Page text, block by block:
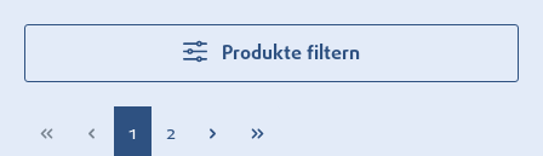
Produkte filtern
Seite
1 Seite
2